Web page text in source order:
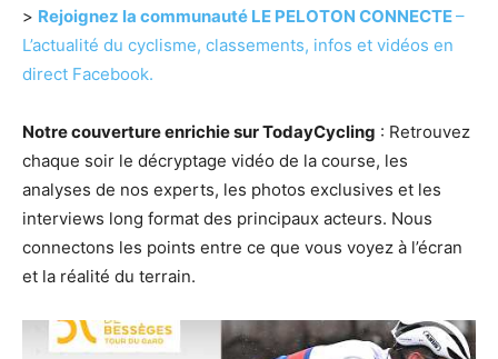
> Rejoignez la communauté LE PELOTON CONNECTE–
L’actualité du cyclisme, classements, infos et vidéos en
direct Facebook.
Notre couverture enrichie sur TodayCycling : Retrouvez
chaque soir le décryptage vidéo de la course, les
analyses de nos experts, les photos exclusives et les
interviews long format des principaux acteurs. Nous
connectons les points entre ce que vous voyez à l’écran
et la réalité du terrain.